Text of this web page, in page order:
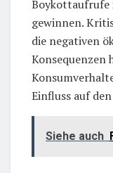
Boykottaufrufe
gewinnen.
die negativen
Konsequenzen
Einfluss auf den
Siehe auch